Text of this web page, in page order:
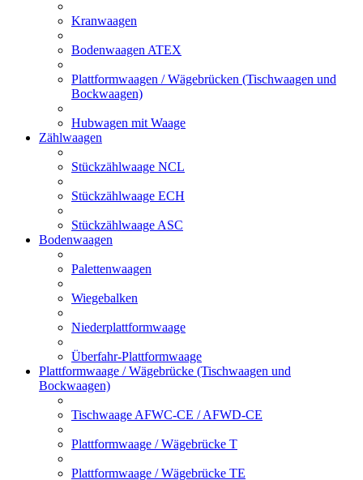
Kranwaagen
Bodenwaagen ATEX
Plattformwaagen / Wägebrücken (Tischwaagen und
Bockwaagen)
Hubwagen mit Waage
Zählwaagen
Stückzählwaage NCL
Stückzählwaage ECH
Stückzählwaage ASC
Bodenwaagen
Palettenwaagen
Wiegebalken
Niederplattformwaage
Überfahr-Plattformwaage
Plattformwaage / Wägebrücke (Tischwaagen und
Bockwaagen)
Tischwaage AFWC-CE / AFWD-CE
Plattformwaage / Wägebrücke T
Plattformwaage / Wägebrücke TE